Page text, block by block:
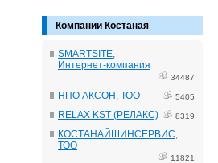
Компании Костаная
SMARTSITE,
Интернет-компания
34487
НПО АКСОН, ТОО 5405
RELAX KST (РЕЛАКС) 8319
КОСТАНАЙШИНСЕРВИС,
ТОО
11821